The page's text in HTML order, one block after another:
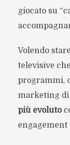
giocato su
Volendo
televisive
programmi,
marketing di
più evoluto